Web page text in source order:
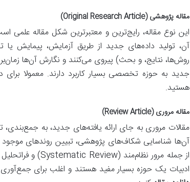
مقاله پژوهشی (Original Research Article)
این نوع مقاله، رایج‌ترین و معتبرترین شکل مقاله علمی
روش‌ها، نتایج، و بحث) پیروی می‌کنند و نگارش آن‌ها
جدید به حوزه تخصصی بسیار کاربرد دارند. معمولا
هستید.
مقاله مروری (Review Article)
مقالات مروری به جای ارائه یافته‌های جدید، به
آن‌ها شناسایی شکاف‌های پژوهشی، تبیین روندهای موجود
ادبیات یک حوزه بسیار مفید هستند و اغلب برای